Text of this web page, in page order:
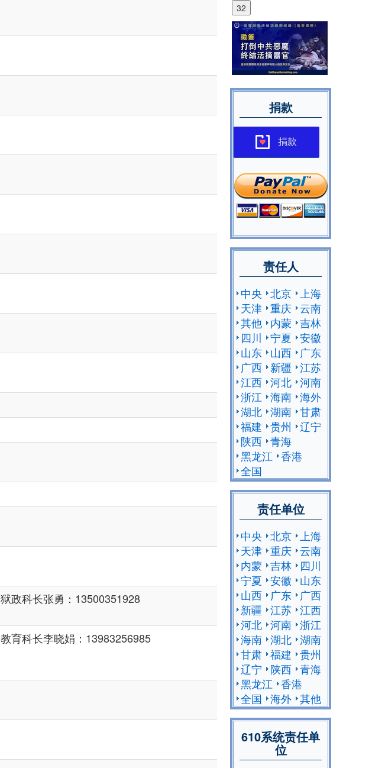
狱政科长张勇：13500351928
教育科长李晓娟：13983256985
32
捐款
捐款
责任人
中央 北京
上海
天津 重庆 云南
其他 内蒙 吉林
四川
宁夏 安徽
山东 山西
广东
广西 新疆 江苏
江西 河北 河南
浙江 海南 海外
湖北 湖南 甘肃
福建 贵州
辽宁
陕西 青海
黑龙江 香港
全国
责任单位
中央 北京
上海
天津 重庆 云南
内蒙 吉林
四川
宁夏 安徽
山东
山西
广东
广西
新疆 江苏 江西
河北 河南 浙江
海南 湖北 湖南
甘肃 福建 贵州
辽宁
陕西 青海
黑龙江 香港
全国 海外 其他
610系统责任单
位